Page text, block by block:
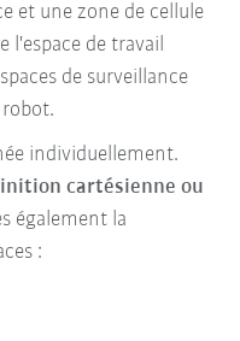
et une zone de cellule
l'espace de travail
de surveillance
individuellement.
cartésienne ou
également la
: